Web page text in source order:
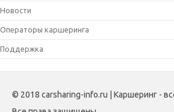
Новости
Операторы каршеринга
Поддержка
© 2018 carsharing-info.ru | Каршеринг -